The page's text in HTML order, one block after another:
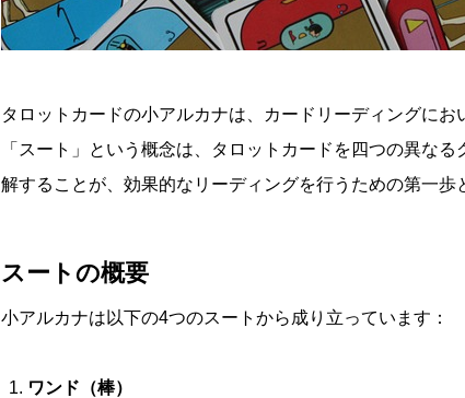
タロットカードの小アルカナは、カードリーディングに
「スート」という概念は、タロットカードを四つの異な
解することが、効果的なリーディングを行うための第一歩
スートの概要
小アルカナは以下の4つのスートから成り立っています：
ワンド（棒）